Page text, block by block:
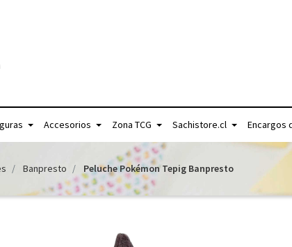
Accesorios Zona TCG Sachistore.cl Encargos
Banpresto Peluche Pokémon Tepig Banpresto